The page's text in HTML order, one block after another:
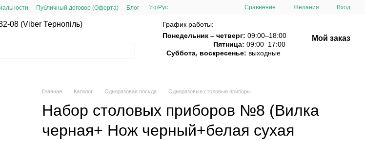
Публичный договор (Оферта) Блог Укр Рус Сравнение Желания Вход
08 (Viber Тернопіль)
График работы:
Понедельник – четверг: 09:00–18:00
Пятница: 09:00–17:00
Суббота, воскресенье: выходные
Мой заказ
Главная Каталог Одноразовая посуда Одноразовые столовые приборы
Набор столовых приборов №8 (Вилка
черная+ Нож черный+белая сухая